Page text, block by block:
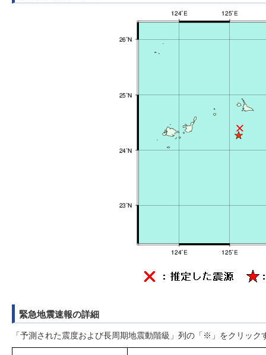
緊急地震速報の詳細
「予測された震度および長周期地震動階級」列の「※」をクリック